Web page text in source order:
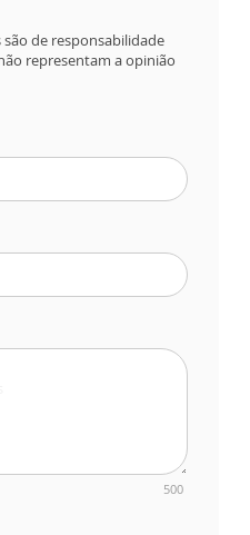
de responsabilidade
representam a opinião
500